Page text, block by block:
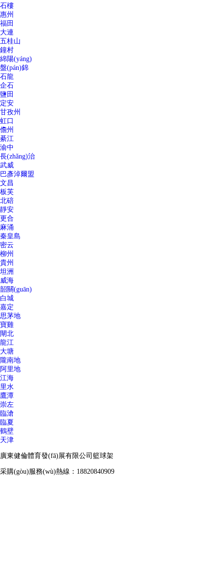
石樓
惠州
福田
大連
五桂山
鐘村
綿陽(yáng)
盤(pán)錦
石龍
企石
鹽田
定安
甘孜州
虹口
儋州
綦江
渝中
長(zhǎng)治
武威
巴彥淖爾盟
文昌
板芙
北碚
靜安
更合
麻涌
秦皇島
密云
柳州
貴州
坦洲
威海
韶關(guān)
白城
嘉定
思茅地
寶雞
閘北
龍江
大塘
隴南地
阿里地
江海
里水
鷹潭
崇左
臨滄
臨夏
鶴壁
天津
廣東健倫體育發(fā)展有限公司籃球架
采購(gòu)服務(wù)熱線：18820840909